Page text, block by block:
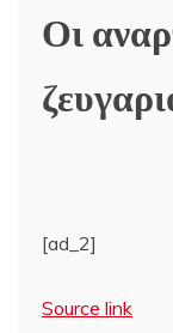
Οι
[ad_2]
Source link